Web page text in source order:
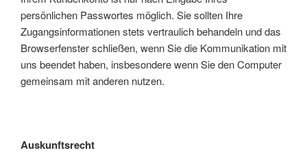
persönlichen Passwortes möglich. Sie sollten Ihre
Zugangsinformationen stets vertraulich behandeln und das
Browserfenster schließen, wenn Sie die Kommunikation mit
uns beendet haben, insbesondere wenn Sie den Computer
gemeinsam mit anderen nutzen.
Auskunftsrecht